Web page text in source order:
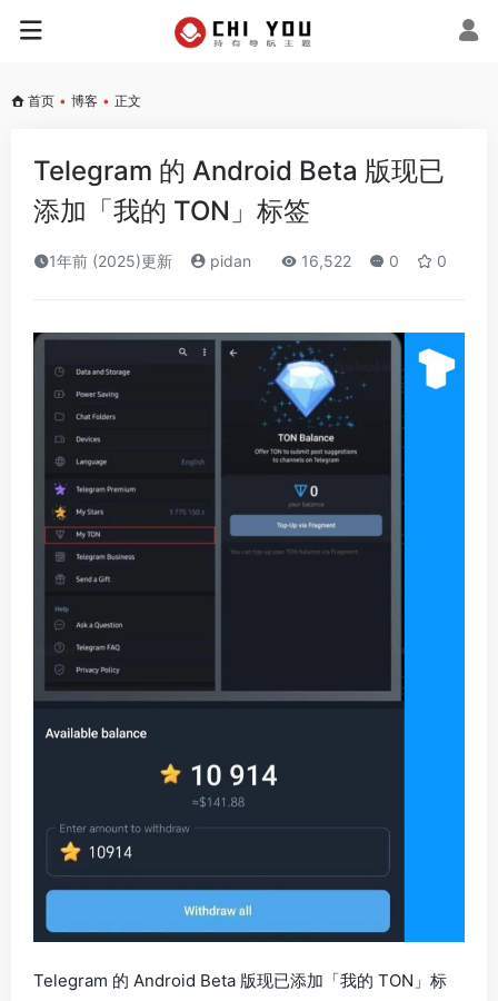
首页 • 博客 • 正文
Telegram 的 Android Beta 版现已
添加「我的 TON」标签
1年前 (2025)更新 pidan 16,522 0 0
Telegram 的 Android Beta 版现已添加「我的 TON」标